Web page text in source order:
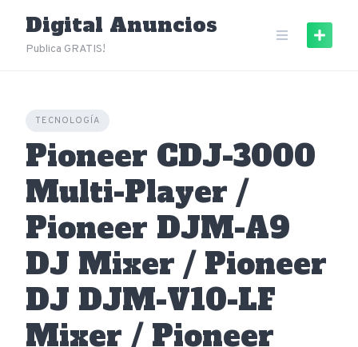
content
Digital Anuncios
Publica GRATIS!
TECNOLOGÍA
Pioneer CDJ-3000
Multi-Player /
Pioneer DJM-A9
DJ Mixer / Pioneer
DJ DJM-V10-LF
Mixer / Pioneer